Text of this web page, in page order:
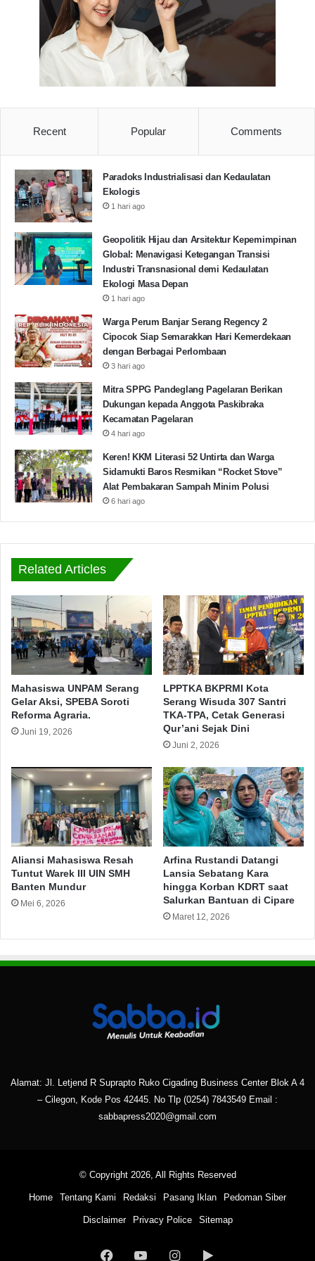
Recent Popular Comments
Paradoks Industrialisasi dan Kedaulatan
Ekologis
1 hari ago
Geopolitik Hijau dan Arsitektur Kepemimpinan
Global: Menavigasi Ketegangan Transisi
Industri Transnasional demi Kedaulatan
Ekologi Masa Depan
1 hari ago
Warga Perum Banjar Serang Regency 2
Cipocok Siap Semarakkan Hari Kemerdekaan
dengan Berbagai Perlombaan
3 hari ago
Mitra SPPG Pandeglang Pagelaran Berikan
Dukungan kepada Anggota Paskibraka
Kecamatan Pagelaran
4 hari ago
Keren! KKM Literasi 52 Untirta dan Warga
Sidamukti Baros Resmikan “Rocket Stove”
Alat Pembakaran Sampah Minim Polusi
6 hari ago
Related Articles
Mahasiswa UNPAM Serang
Gelar Aksi, SPEBA Soroti
Reforma Agraria.
Juni 19, 2026
LPPTKA BKPRMI Kota
Serang Wisuda 307 Santri
TKA-TPA, Cetak Generasi
Qur’ani Sejak Dini
Juni 2, 2026
Aliansi Mahasiswa Resah
Tuntut Warek III UIN SMH
Banten Mundur
Mei 6, 2026
Arfina Rustandi Datangi
Lansia Sebatang Kara
hingga Korban KDRT saat
Salurkan Bantuan di Cipare
Maret 12, 2026
Alamat: Jl. Letjend R Suprapto Ruko Cigading Business Center Blok A 4
– Cilegon, Kode Pos 42445. No Tlp (0254) 7843549 Email :
sabbapress2020@gmail.com
© Copyright 2026, All Rights Reserved
Home Tentang Kami Redaksi Pasang Iklan Pedoman Siber
Disclaimer Privacy Police Sitemap
FacebookYouTubeInstagramGoogle